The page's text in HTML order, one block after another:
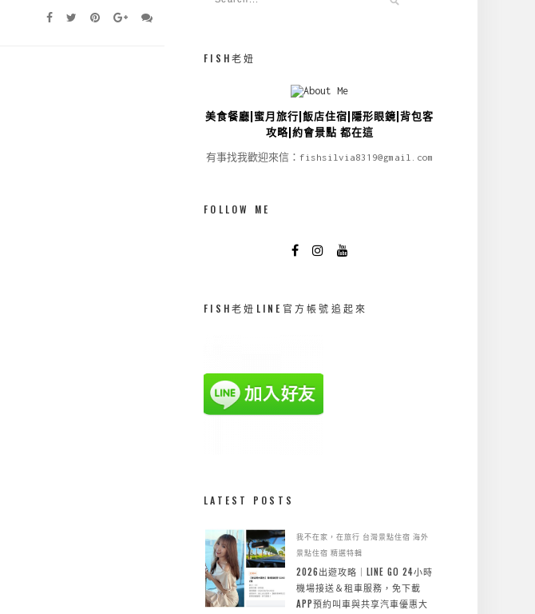
FISH老妞
美食餐廳|蜜月旅行|飯店住宿|隱形眼鏡|背包客
攻略|約會景點 都在這
有事找我歡迎來信：fishsilvia8319@gmail.com
FOLLOW ME
FISH老妞LINE官方帳號追起來
LATEST POSTS
我不在家，在旅行 台灣景點住宿 海外
景點住宿 精選特輯
2026出遊攻略｜LINE GO 24小時
機場接送＆租車服務，免下載
APP預約叫車與共享汽車優惠大